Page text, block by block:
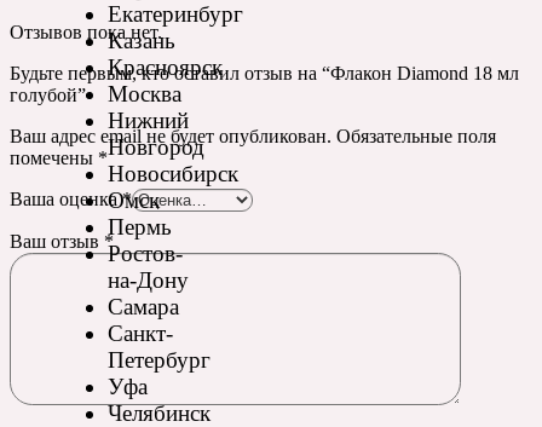
Екатеринбург
Казань
Красноярск
Москва
Нижний
Новгород
Новосибирск
Омск
Пермь
Ростов-
на-Дону
Самара
Санкт-
Петербург
Уфа
Челябинск
Отзывов пока нет.
Будьте первым, кто оставил отзыв на “Флакон Diamond 18 мл
голубой”
Ваш адрес email не будет опубликован. Обязательные поля
помечены *
Ваша оценка*
Ваш отзыв *